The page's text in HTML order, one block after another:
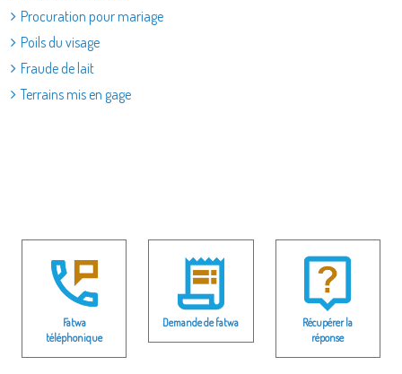
Procuration pour mariage
Poils du visage
Fraude de lait
Terrains mis en gage
Fatwa
téléphonique
Demande de fatwa
Récupérer la
réponse